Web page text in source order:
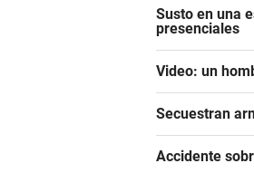
Susto en una
presenciales
Video: un
Secuestran
Accidente